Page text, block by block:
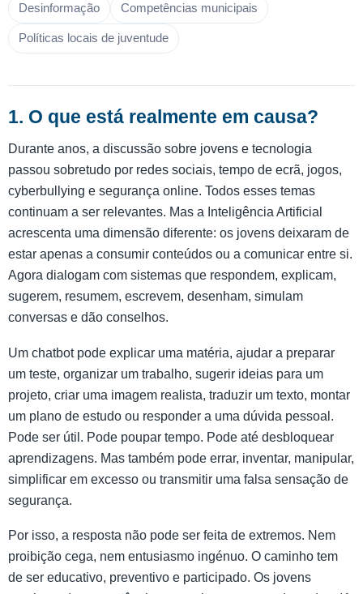
Desinformação Competências municipais
Políticas locais de juventude
1. O que está realmente em causa?
Durante anos, a discussão sobre jovens e tecnologia
passou sobretudo por redes sociais, tempo de ecrã, jogos,
cyberbullying e segurança online. Todos esses temas
continuam a ser relevantes. Mas a Inteligência Artificial
acrescenta uma dimensão diferente: os jovens deixaram de
estar apenas a consumir conteúdos ou a comunicar entre si.
Agora dialogam com sistemas que respondem, explicam,
sugerem, resumem, escrevem, desenham, simulam
conversas e dão conselhos.
Um chatbot pode explicar uma matéria, ajudar a preparar
um teste, organizar um trabalho, sugerir ideias para um
projeto, criar uma imagem realista, traduzir um texto, montar
um plano de estudo ou responder a uma dúvida pessoal.
Pode ser útil. Pode poupar tempo. Pode até desbloquear
aprendizagens. Mas também pode errar, inventar, manipular,
simplificar em excesso ou transmitir uma falsa sensação de
segurança.
Por isso, a resposta não pode ser feita de extremos. Nem
proibição cega, nem entusiasmo ingénuo. O caminho tem
de ser educativo, preventivo e participado. Os jovens